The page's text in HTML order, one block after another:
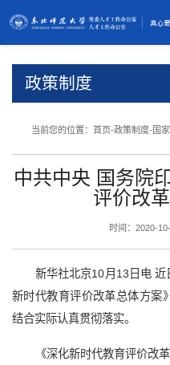
政策制度
当前您的位置： 首页-政策制度- 国
中共中央 国务院
评价改
时间：2020-
新华社北京10月13日电
新时代教育评价改革总体方案
结合实际认真贯彻落实。
《深化新时代教育评价改